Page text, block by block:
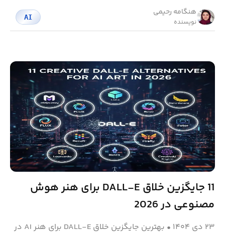
هنگامه رحیمی
نویسنده
AI
11 جایگزین خلاق DALL-E برای هنر هوش
مصنوعی در 2026
۲۳ دی ۱۴۰۴ •
بهترین جایگزین خلاق DALL-E برای هنر AI در